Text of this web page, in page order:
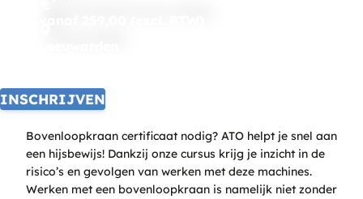
INSCHRIJVEN
Bovenloopkraan certificaat nodig? ATO helpt je snel aan
een hijsbewijs! Dankzij onze cursus krijg je inzicht in de
risico’s en gevolgen van werken met deze machines.
Werken met een bovenloopkraan is namelijk niet zonder